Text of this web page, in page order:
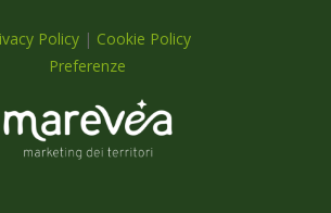
Policy | Cookie Policy
Preferenze